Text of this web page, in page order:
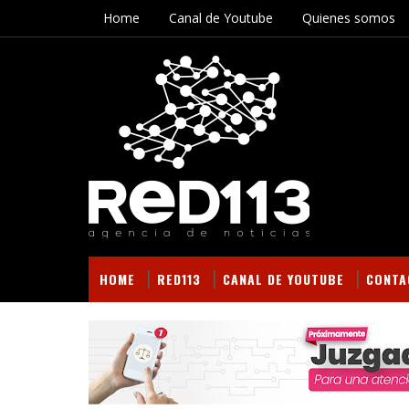
Home Canal de Youtube Quienes somos
HOME RED113 CANAL DE YOUTUBE